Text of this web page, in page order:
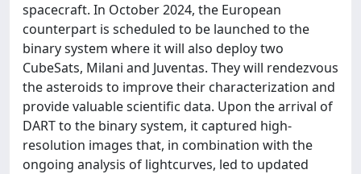
spacecraft. In October 2024, the European
counterpart is scheduled to be launched to the
binary system where it will also deploy two
CubeSats, Milani and Juventas. They will rendezvous
the asteroids to improve their characterization and
provide valuable scientific data. Upon the arrival of
DART to the binary system, it captured high-
resolution images that, in combination with the
ongoing analysis of lightcurves, led to updated